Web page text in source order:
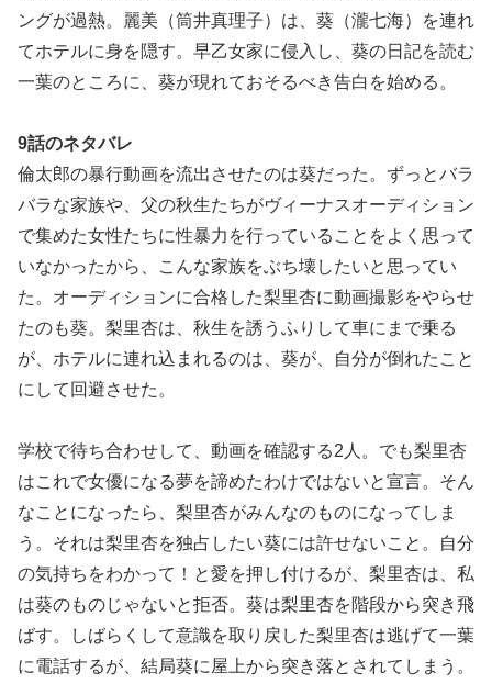
ングが過熱。麗美（筒井真理子）は、葵（瀧七海）を連れ
てホテルに身を隠す。早乙女家に侵入し、葵の日記を読む
一葉のところに、葵が現れておそるべき告白を始める。
9話のネタバレ
倫太郎の暴行動画を流出させたのは葵だった。ずっとバラ
バラな家族や、父の秋生たちがヴィーナスオーディション
で集めた女性たちに性暴力を行っていることをよく思って
いなかったから、こんな家族をぶち壊したいと思ってい
た。オーディションに合格した梨里杏に動画撮影をやらせ
たのも葵。梨里杏は、秋生を誘うふりして車にまで乗る
が、ホテルに連れ込まれるのは、葵が、自分が倒れたこと
にして回避させた。
学校で待ち合わせして、動画を確認する2人。でも梨里杏
はこれで女優になる夢を諦めたわけではないと宣言。そん
なことになったら、梨里杏がみんなのものになってしま
う。それは梨里杏を独占したい葵には許せないこと。自分
の気持ちをわかって！と愛を押し付けるが、梨里杏は、私
は葵のものじゃないと拒否。葵は梨里杏を階段から突き飛
ばす。しばらくして意識を取り戻した梨里杏は逃げて一葉
に電話するが、結局葵に屋上から突き落とされてしまう。